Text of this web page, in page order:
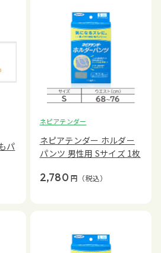
パ
ネピアテンダー
ネピアテンダー ホルダー
パンツ 男性用 Sサイズ 1枚
2,780 円 （税込）